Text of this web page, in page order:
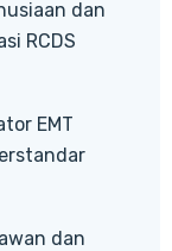
dan
RCDS
EMT
dan